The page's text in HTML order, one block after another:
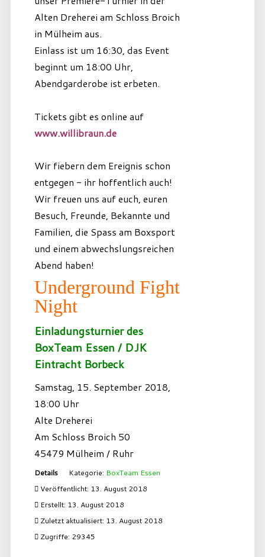
Alten Dreherei am Schloss Broich
in Mülheim aus.
Einlass ist um 16:30, das Event
beginnt um 18:00 Uhr,
Abendgarderobe ist erbeten.
Tickets gibt es online auf
www.willibraun.de
Wir fiebern dem Ereignis schon
entgegen - ihr hoffentlich auch!
Wir freuen uns auf euch, euren
Besuch, Freunde, Bekannte und
Familien, die Spass am Boxsport
und einem abwechslungsreichen
Abend haben!
Underground Fight
Night
Einladungsturnier des
BoxTeam Essen / DJK
Eintracht Borbeck
Samstag, 15. September 2018,
18:00 Uhr
Alte Dreherei
Am Schloss Broich 50
45479 Mülheim / Ruhr
Details Kategorie: BoxTeam Essen
Veröffentlicht: 13. August 2018
Erstellt: 13. August 2018
Zuletzt aktualisiert: 13. August 2018
Zugriffe: 29345